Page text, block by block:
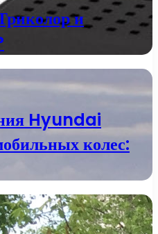
и
Hyundai
колес: